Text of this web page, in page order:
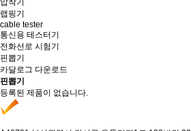
압착기
랩핑기
cable tester
통신용 테스터기
전화선로 시험기
핀뽑기
카달로그 다운로드
핀뽑기
등록된 제품이 없습니다.